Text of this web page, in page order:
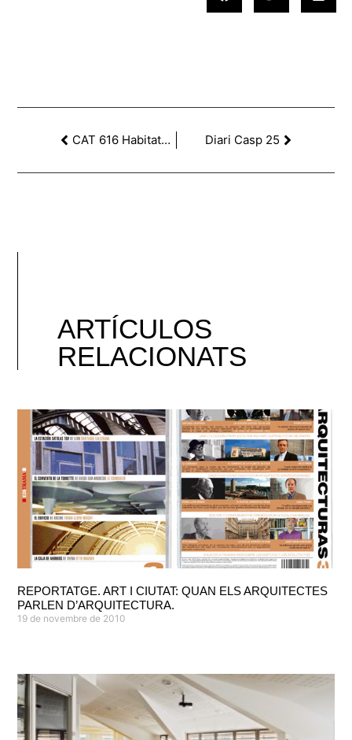
CAT 616 Habitatges Diari Casp 25
ARTÍCULOS
RELACIONATS
REPORTATGE. ART I CIUTAT: QUAN ELS ARQUITECTES
PARLEN D’ARQUITECTURA.
19 de novembre de 2010